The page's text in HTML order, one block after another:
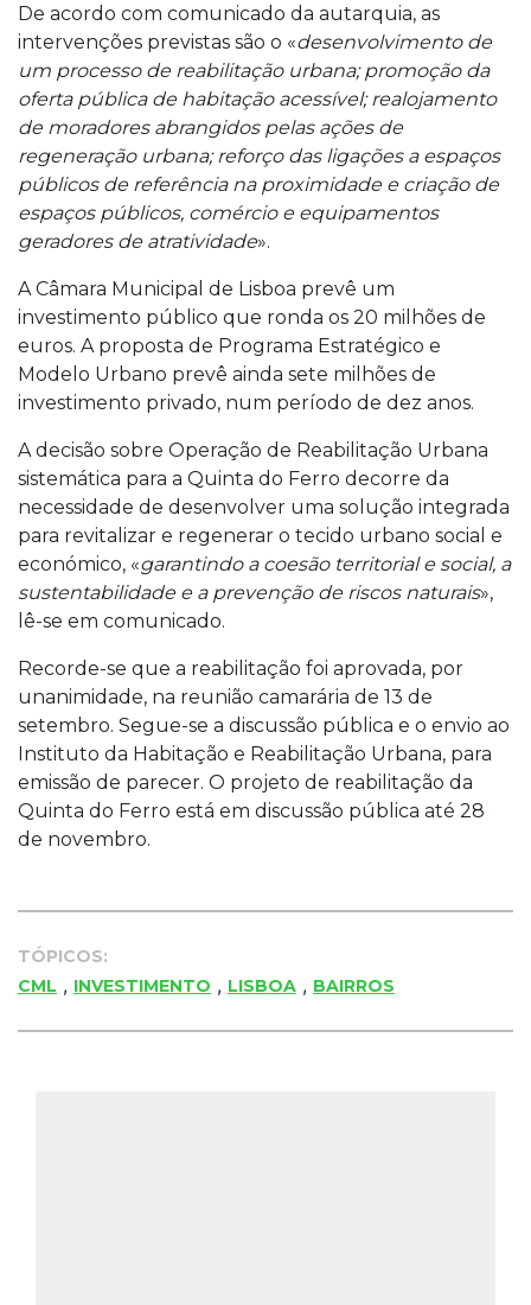
De acordo com comunicado da autarquia, as
intervenções previstas são o «desenvolvimento de
um processo de reabilitação urbana; promoção da
oferta pública de habitação acessível; realojamento
de moradores abrangidos pelas ações de
regeneração urbana; reforço das ligações a espaços
públicos de referência na proximidade e criação de
espaços públicos, comércio e equipamentos
geradores de atratividade».
A Câmara Municipal de Lisboa prevê um
investimento público que ronda os 20 milhões de
euros. A proposta de Programa Estratégico e
Modelo Urbano prevê ainda sete milhões de
investimento privado, num período de dez anos.
A decisão sobre Operação de Reabilitação Urbana
sistemática para a Quinta do Ferro decorre da
necessidade de desenvolver uma solução integrada
para revitalizar e regenerar o tecido urbano social e
económico, «garantindo a coesão territorial e social, a
sustentabilidade e a prevenção de riscos naturais»,
lê-se em comunicado.
Recorde-se que a reabilitação foi aprovada, por
unanimidade, na reunião camarária de 13 de
setembro. Segue-se a discussão pública e o envio ao
Instituto da Habitação e Reabilitação Urbana, para
emissão de parecer. O projeto de reabilitação da
Quinta do Ferro está em discussão pública até 28
de novembro.
TÓPICOS:
CML , INVESTIMENTO , LISBOA , BAIRROS